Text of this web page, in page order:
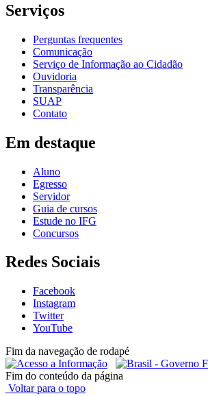
Serviços
Perguntas frequentes
Comunicação
Serviço de Informação ao Cidadão
Ouvidoria
Transparência
SUAP
Contato
Em destaque
Aluno
Egresso
Servidor
Guia de cursos
Estude no IFG
Concursos
Redes Sociais
Facebook
Instagram
Twitter
YouTube
Fim da navegação de rodapé
Fim do conteúdo da página
Voltar para o topo